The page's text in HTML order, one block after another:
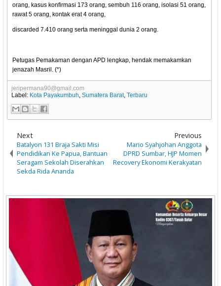
orang, kasus konfirmasi 173 orang, sembuh 116 orang, isolasi 51 orang,
rawat 5 orang, kontak erat 4 orang,
discarded 7.410 orang serta meninggal dunia 2 orang.
Petugas Pemakaman dengan APD lengkap, hendak memakamkan
jenazah Masril. (*)
jeripermana90@gmail.com
Label: Kota Payakumbuh,Sumatera Barat,Terbaru
Next
Batalyon 131 Braja Sakti Misi
Pendidikan Ke Papua, Bantuan
Seragam Sekolah Diserahkan
Sekda Rida Ananda
Previous
Mario Syahjohan Anggota
DPRD Sumbar, HJP Momen
Recovery Ekonomi Kerakyatan